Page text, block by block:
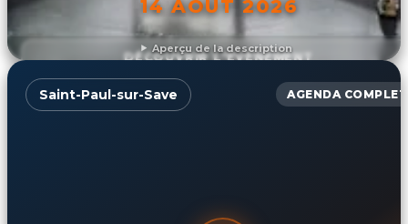
Aperçu de la description
14 AOÛT 2026
DÉCOUVRIR L'ÉVÉNEMENT
Saint-Paul-sur-Save AGENDA COMPLET